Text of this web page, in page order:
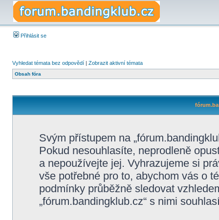
Přihlásit se
Vyhledat témata bez odpovědí | Zobrazit aktivní témata
Obsah fóra
Svým přístupem na
Pokud nesouhlasíte, neprodleně
a nepoužívejte jej. Vyhrazujeme si
vše potřebné pro to, abychom vás o
podmínky průběžně sledovat
„fórum.bandingklub.cz“ s nimi